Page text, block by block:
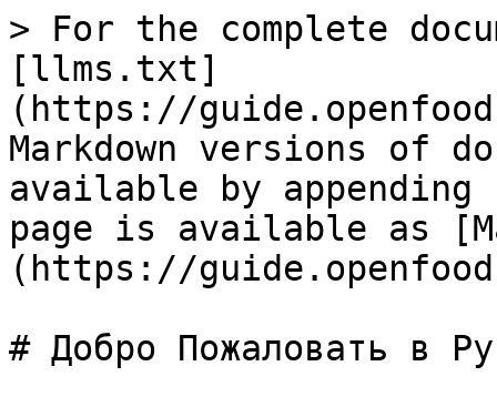
> For the complete
[llms.txt]
(https://
Markdown versions of
available by
page is available as
(https://
# Добро Пожаловать в